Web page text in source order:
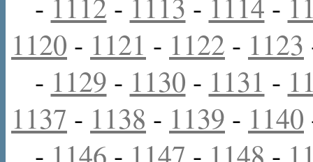
1120 - 1121 - 1122 - 1123
- 1129 - 1130 - 1131 -
1137 - 1138 - 1139 - 1140
- 1146 - 1147 - 1148 -